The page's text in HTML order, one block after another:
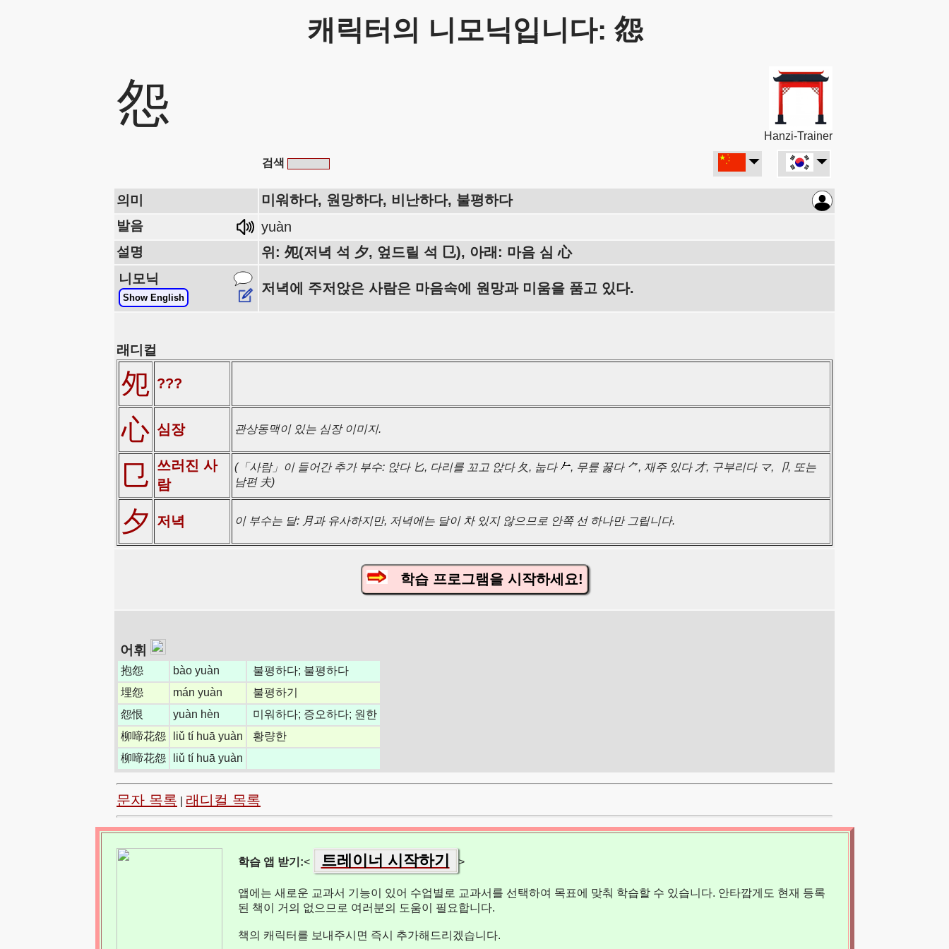
캐릭터의 니모닉입니다: 怨
怨
Hanzi-Trainer
검색
의미 미워하다, 원망하다, 비난하다, 불평하다
발음 yuàn
설명 위: 夗(저녁 석 夕, 엎드릴 석 㔾), 아래: 마음 심 心
니모닉
Show English
저녁에 주저앉은 사람은 마음속에 원망과 미움을 품고 있다.
래디컬
夗 ???
心 심장 관상동맥이 있는 심장 이미지.
㔾 쓰러진 사
람
(「사람」이 들어간 추가 부수: 앉다 匕, 다리를 꼬고 앉다 夂, 눕다
, 무릎 꿇다 ⺈, 재주 있다 才, 구부리다 マ, 卩, 또는
남편 夫)
夕 저녁 이 부수는 달: 月과 유사하지만, 저녁에는 달이 차 있지 않으므로 안쪽 선 하나만 그립니다.
학습 프로그램을 시작하세요!
어휘
抱怨 bào yuàn
불평하다; 불평하다
埋怨
mán yuàn
불평하기
怨恨
yuàn hèn
미워하다; 증오하다; 원한
柳啼花怨
liǔ tí huā yuàn
황량한
柳啼花怨
liǔ tí huā yuàn
문자 목록 래디컬 목록
학습 앱 받기:< 트레이너 시작하기 >
앱에는 새로운 교과서 기능이 있어 수업별로 교과서를 선택하여 목표에 맞춰 학습할 수 있습니다. 안타깝게도 현재 등록
된 책이 거의 없으므로 여러분의 도움이 필요합니다.
책의 캐릭터를 보내주시면 즉시 추가해드리겠습니다.